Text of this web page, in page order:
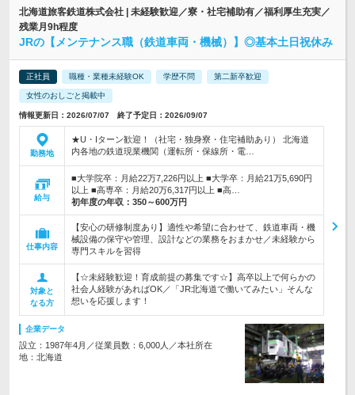
北海道旅客鉄道株式会社 | 未経験歓迎／寮・社宅補助有／福利厚生充実／
残業月9h程度
JRの【メンテナンス職（鉄道車両・機械）】◎基本土日祝休み
正社員 職種・業種未経験OK 学歴不問 第二新卒歓迎
女性のおしごと掲載中
情報更新日：2026/07/07 終了予定日：2026/09/07
勤務地
★U・Iターン歓迎！（社宅・独身寮・住宅補助あり） 北海道
内各地の鉄道現業機関（運転所・保線所・電…
給与
■大学院卒：月給22万7,226円以上 ■大学卒：月給21万5,690円
以上 ■高専卒：月給20万6,317円以上 ■高…
初年度の年収： 350～600万円
仕事内容
【安心の研修制度あり】適性や希望に合わせて、鉄道車両・機
械設備の保守や管理、設計などの業務をおまかせ／未経験から
専門スキルを習得
対象と
なる方
【☆未経験歓迎！育成前提の募集です☆】高卒以上で何らかの
社会人経験があればOK／「JR北海道で働いてみたい」そんな
想いを応援します！
企業データ
設立：1987年4月／従業員数：6,000人／本社所在
地：北海道